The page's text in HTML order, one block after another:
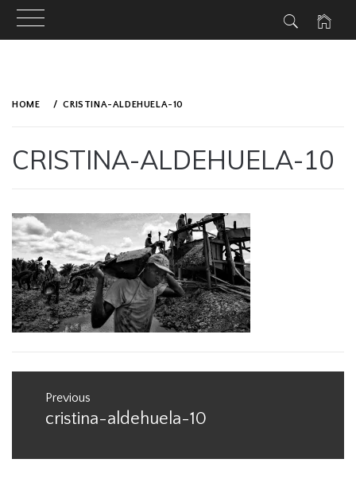
HOME CRISTINA-ALDEHUELA-10
CRISTINA-ALDEHUELA-10
ON
APRIL
5,
2019
ADMIN
navigation
Previous
Previous
cristina-aldehuela-10